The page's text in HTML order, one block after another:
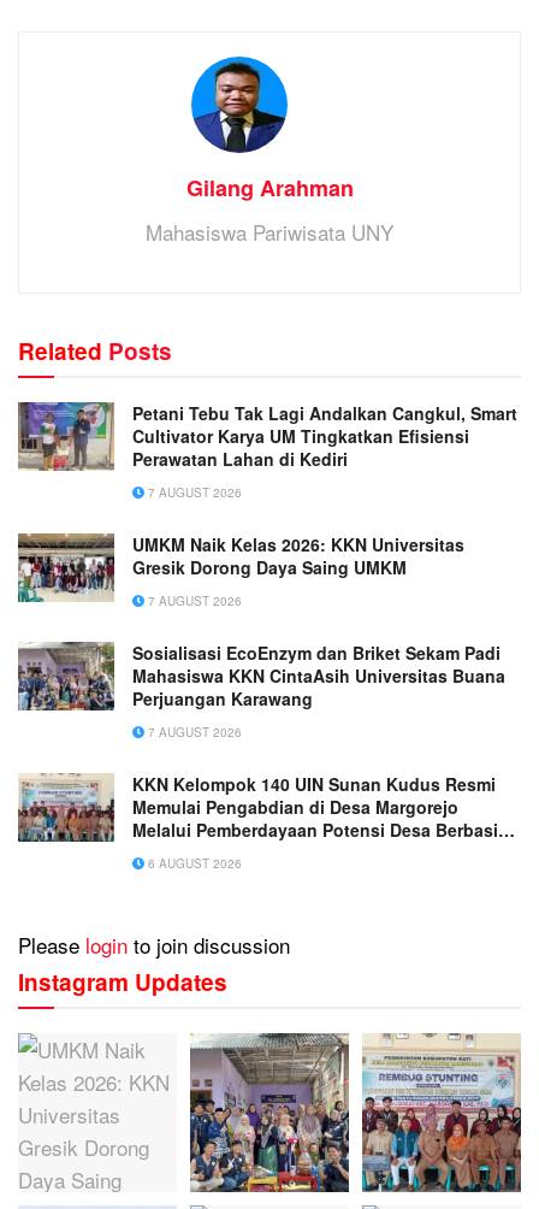
Gilang Arahman
Mahasiswa Pariwisata UNY
Related Posts
Petani Tebu Tak Lagi Andalkan Cangkul, Smart
Cultivator Karya UM Tingkatkan Efisiensi
Perawatan Lahan di Kediri
7 AUGUST 2026
UMKM Naik Kelas 2026: KKN Universitas
Gresik Dorong Daya Saing UMKM
7 AUGUST 2026
Sosialisasi EcoEnzym dan Briket Sekam Padi
Mahasiswa KKN CintaAsih Universitas Buana
Perjuangan Karawang
7 AUGUST 2026
KKN Kelompok 140 UIN Sunan Kudus Resmi
Memulai Pengabdian di Desa Margorejo
Melalui Pemberdayaan Potensi Desa Berbasis
Ekoteologi
6 AUGUST 2026
Please login to join discussion
Instagram Updates